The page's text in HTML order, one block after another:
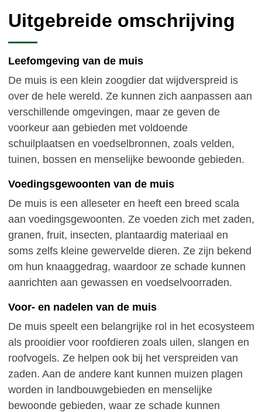
Uitgebreide omschrijving
Leefomgeving van de muis
De muis is een klein zoogdier dat wijdverspreid is
over de hele wereld. Ze kunnen zich aanpassen aan
verschillende omgevingen, maar ze geven de
voorkeur aan gebieden met voldoende
schuilplaatsen en voedselbronnen, zoals velden,
tuinen, bossen en menselijke bewoonde gebieden.
Voedingsgewoonten van de muis
De muis is een alleseter en heeft een breed scala
aan voedingsgewoonten. Ze voeden zich met zaden,
granen, fruit, insecten, plantaardig materiaal en
soms zelfs kleine gewervelde dieren. Ze zijn bekend
om hun knaaggedrag, waardoor ze schade kunnen
aanrichten aan gewassen en voedselvoorraden.
Voor- en nadelen van de muis
De muis speelt een belangrijke rol in het ecosysteem
als prooidier voor roofdieren zoals uilen, slangen en
roofvogels. Ze helpen ook bij het verspreiden van
zaden. Aan de andere kant kunnen muizen plagen
worden in landbouwgebieden en menselijke
bewoonde gebieden, waar ze schade kunnen